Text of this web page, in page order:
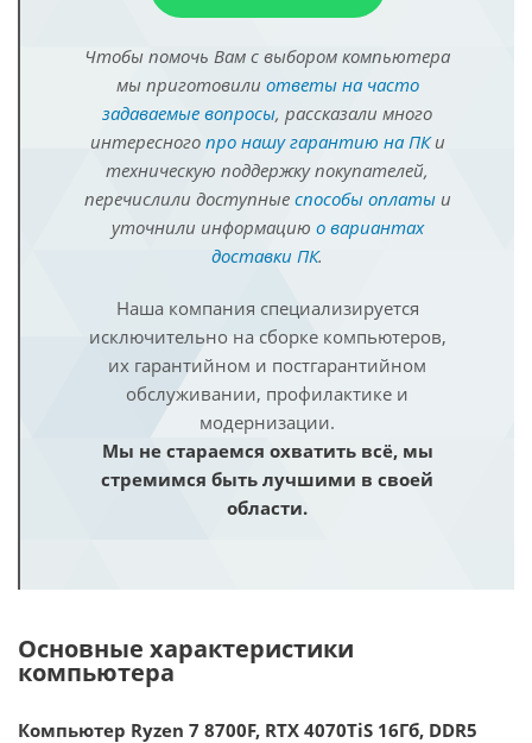
Чтобы помочь Вам с выбором компьютера
мы приготовили ответы на часто
задаваемые вопросы, рассказали много
интересного про нашу гарантию на ПКи
техническую поддержку покупателей,
перечислили доступные способы оплатыи
уточнили информацию о вариантах
доставки ПК.
Наша компания специализируется
исключительно на сборке компьютеров,
их гарантийном и постгарантийном
обслуживании, профилактике и
модернизации.
Мы не стараемся охватить всё, мы
стремимся быть лучшими в своей
области.
Основные характеристики
компьютера
Компьютер Ryzen 7 8700F, RTX 4070TiS 16Гб, DDR5